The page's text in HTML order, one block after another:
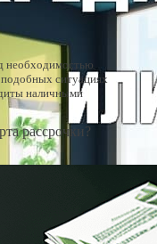
необходимостью
ситуациях
наличными
рассрочки?